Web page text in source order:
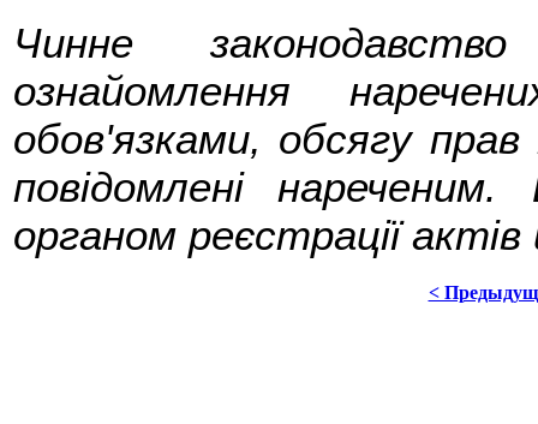
Чинне
ознайомлення
обов'язками, обсягу
повідомлені
органом реєстрації
<